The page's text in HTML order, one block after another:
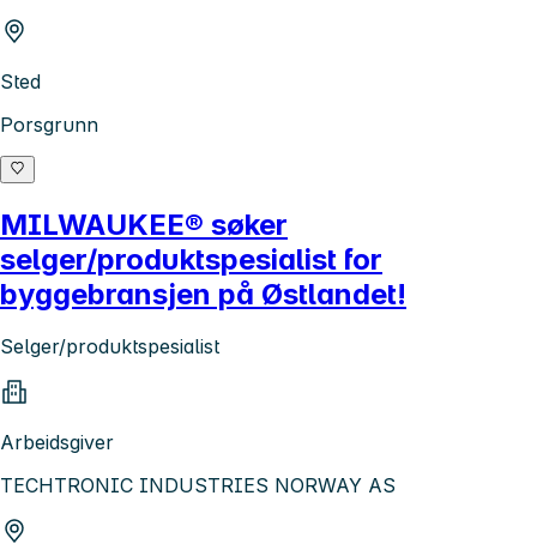
Sted
Porsgrunn
MILWAUKEE® søker
selger/produktspesialist for
byggebransjen på Østlandet!
Selger/produktspesialist
Arbeidsgiver
TECHTRONIC INDUSTRIES NORWAY AS